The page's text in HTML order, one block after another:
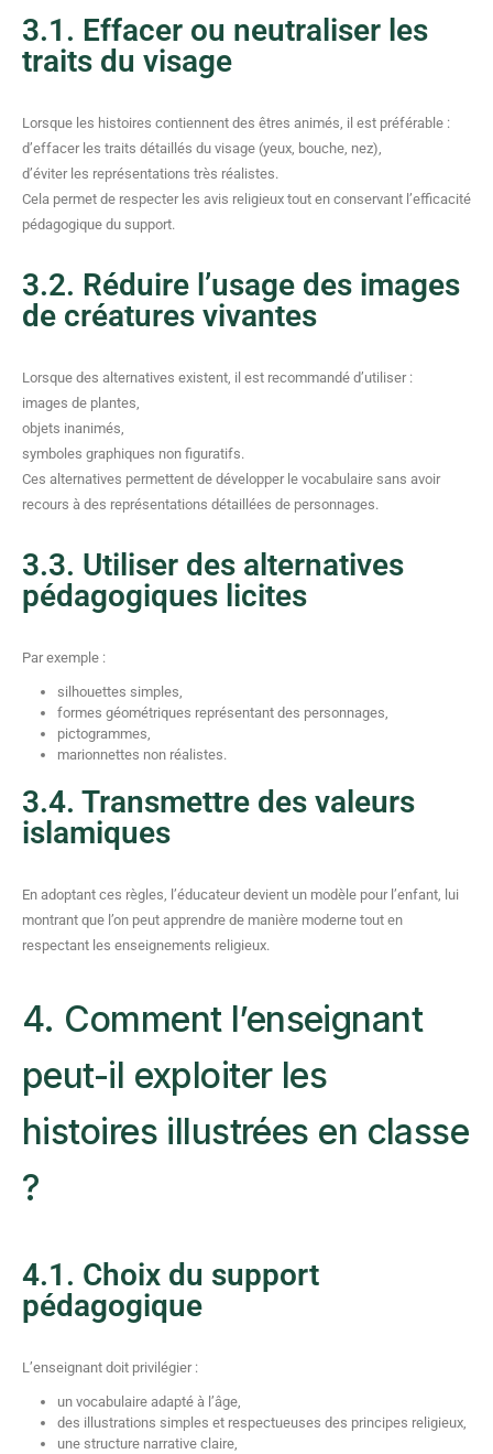
3.1. Effacer ou neutraliser les
traits du visage
Lorsque les histoires contiennent des êtres animés, il est préférable :
d’effacer les traits détaillés du visage (yeux, bouche, nez),
d’éviter les représentations très réalistes.
Cela permet de respecter les avis religieux tout en conservant l’efficacité
pédagogique du support.
3.2. Réduire l’usage des images
de créatures vivantes
Lorsque des alternatives existent, il est recommandé d’utiliser :
images de plantes,
objets inanimés,
symboles graphiques non figuratifs.
Ces alternatives permettent de développer le vocabulaire sans avoir
recours à des représentations détaillées de personnages.
3.3. Utiliser des alternatives
pédagogiques licites
Par exemple :
silhouettes simples,
formes géométriques représentant des personnages,
pictogrammes,
marionnettes non réalistes.
3.4. Transmettre des valeurs
islamiques
En adoptant ces règles, l’éducateur devient un modèle pour l’enfant, lui
montrant que l’on peut apprendre de manière moderne tout en
respectant les enseignements religieux.
4. Comment l’enseignant
peut-il exploiter les
histoires illustrées en classe
?
4.1. Choix du support
pédagogique
L’enseignant doit privilégier :
un vocabulaire adapté à l’âge,
des illustrations simples et respectueuses des principes religieux,
une structure narrative claire,